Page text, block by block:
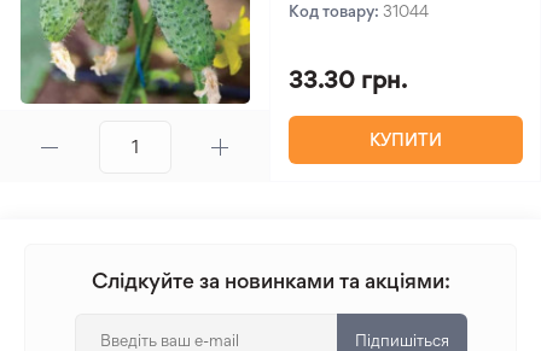
Код товару: 31044
33.30 грн.
КУПИТИ
Слідкуйте за новинками та акціями:
Підпишіться